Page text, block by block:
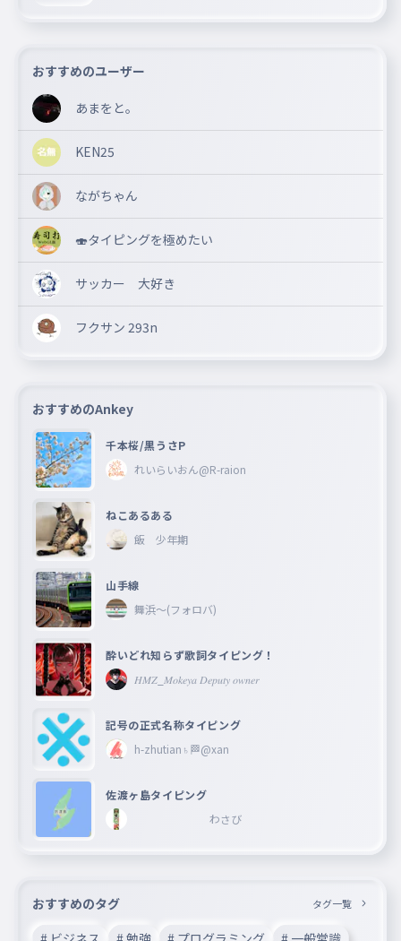
おすすめのユーザー
あまをと。
KEN25
ながちゃん
🍣タイピングを極めたい
サッカー 大好き
フクサン 293n
おすすめのAnkey
千本桜/黒うさP
れいらいおん@R-raion
ねこあるある
飯 少年期
山手線
舞浜〜(フォロバ)
酔いどれ知らず歌詞タイピング！
𝐻𝑀𝑍_𝑀𝑜𝑘𝑒𝑦𝑎 𝐷𝑒𝑝𝑢𝑡𝑦 𝑜𝑤𝑛𝑒𝑟
記号の正式名称タイピング
h-zhutian♄🏁@xan
佐渡ヶ島タイピング
わさび
おすすめのタグ タグ一覧